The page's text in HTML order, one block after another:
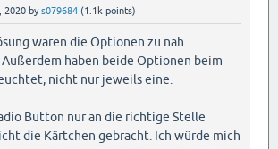
2020 bys079684 (1.1k points)
waren die Optionen zu nah
Außerdem haben beide Optionen beim
nicht nur jeweils eine.
Button nur an die richtige Stelle
die Kärtchen gebracht. Ich würde mich